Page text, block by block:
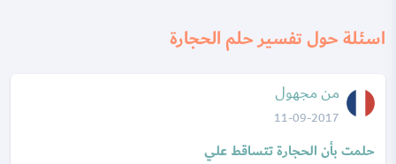
اسئلة حول تفسير حلم الحجارة
من مجهول
11-09-2017
حلمت بأن الحجارة تتساقط علي